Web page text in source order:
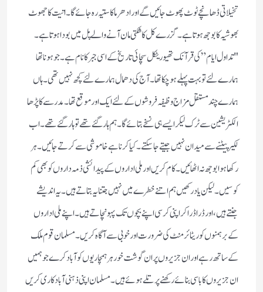
تخیلاتی ڈھانچے ٹوٹ پھوٹ جائیں گے اور ادھرما کا ستیہ رہ جائے گا۔ اتیت کا جھوٹ
بھوشیہ کا بوجھ ہوتا ہے۔ گزرے کل کا شکتی مان آنے والے پل میں بودا ہوتا ہے۔
"تداول ایام” کی قرآنک تھیوریٹکل سچائی تاریخ کے اسی جبر کا نام ہے۔ جو ہونا تھا
ہمارے لئے تو بہت پہلے ہوچکا تھا۔ آج کی دھمال ہمارے لئے کچھ نہیں تھی۔ ہاں
ہمارے چند مستقل مزاج وظیفہ فروشوں کے لئے ایک اور موقع تھا۔ مدرسے کا پڑھا
الکٹریشین سے ٹرک لیکر ایسے ہی نسخے بتائے گا۔ ہم ہار گئے تھے تو ہار گئے تھے۔ اب
لکیر پیٹنے سے میدان نہیں جیتے جاسکتے۔ کیا کرنا ہے خاموشی سے کرتے جائیں۔ ہر
رکھا ہوا بوجھ نہ اٹھائیں۔ کام کریں اور ملی اداروں کے پیدائشی ذمہ داروں کو بھی کم
کوسیں۔ لیکن یاد رکھیں ہم اتنے خطرے میں نہیں جتنا یہ بتاتے ہیں ۔یہ اندیشے
جنتے ہیں، اور ڈرا ڈرا کر اپنی کرسی اپنے بچوں تک پہونچاتے ہیں۔ اپنے ملی اداروں
کے برہمنوں کو ریٹائرمنٹ کی ضرورت اور خوبی سے آگاہ کریں۔ مسلمان قوم ملک
کے ساتھ رہے اور ان جزیروں پر ان گوشت خور ہرہمچاریوں کو آباد کرے جو ہمیں
ان جزیروں کا باسی بنائے رکھنے پر تلے ہوئے ہیں۔ مسلمان اپنی ذہنی آبادکاری کریں